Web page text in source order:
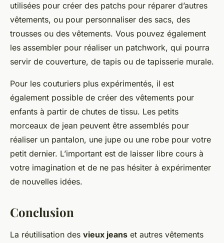
utilisées pour créer des patchs pour réparer d’autres
vêtements, ou pour personnaliser des sacs, des
trousses ou des vêtements. Vous pouvez également
les assembler pour réaliser un patchwork, qui pourra
servir de couverture, de tapis ou de tapisserie murale.
Pour les couturiers plus expérimentés, il est
également possible de créer des vêtements pour
enfants à partir de chutes de tissu. Les petits
morceaux de jean peuvent être assemblés pour
réaliser un pantalon, une jupe ou une robe pour votre
petit dernier. L’important est de laisser libre cours à
votre imagination et de ne pas hésiter à expérimenter
de nouvelles idées.
Conclusion
La réutilisation des vieux jeans et autres vêtements